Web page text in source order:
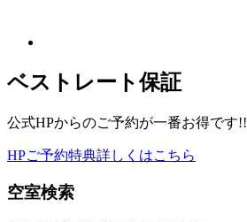
ベストレート保証
公式HPからのご予約が一番お得です!!
HPご予約特典詳しくはこちら
空室検索